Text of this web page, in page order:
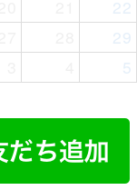
22
29
5